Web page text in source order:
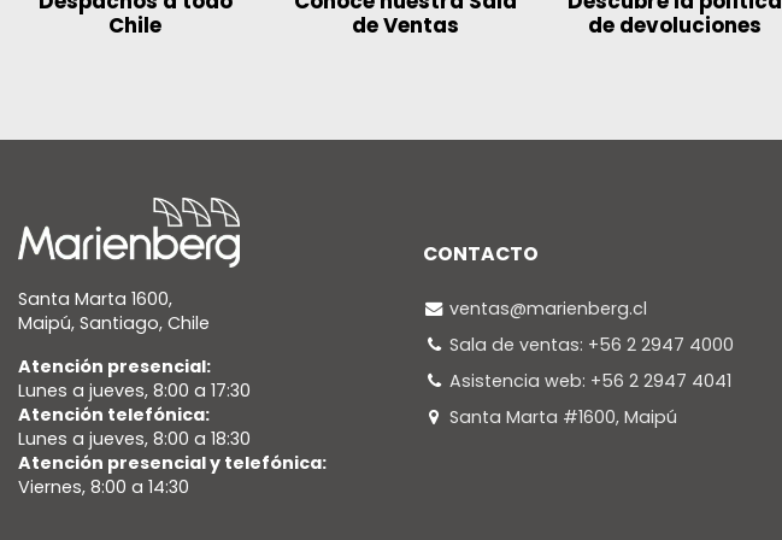
Chile
de Ventas
de devoluciones
Santa Marta 1600,
Maipú, Santiago, Chile
Atención presencial:
Lunes a jueves, 8:00 a 17:30
Atención telefónica:
Lunes a jueves, 8:00 a 18:30
Atención presencial y telefónica:
Viernes, 8:00 a 14:30
CONTACTO
ventas@marienberg.cl
Sala de ventas: +56 2 2947 4000
Asistencia web: +56 2 2947 4041
Santa Marta #1600, Maipú